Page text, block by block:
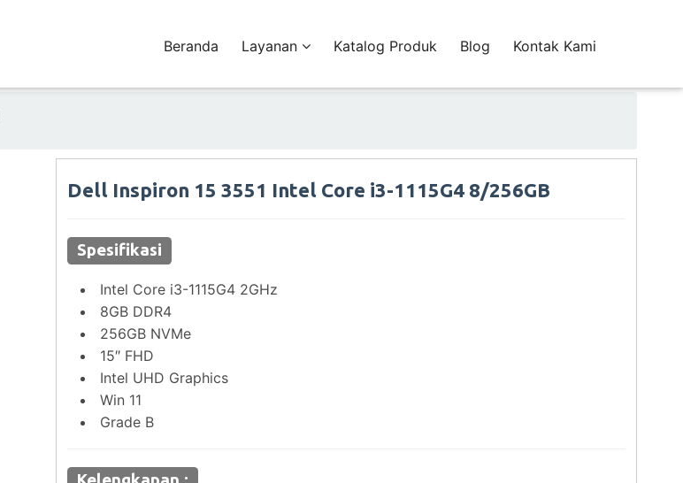
Beranda Layanan Katalog Produk Blog Kontak Kami
Dell Inspiron 15 3551 Intel Core i3-1115G4 8/256GB
Spesifikasi
Intel Core i3-1115G4 2GHz
8GB DDR4
256GB NVMe
15″ FHD
Intel UHD Graphics
Win 11
Grade B